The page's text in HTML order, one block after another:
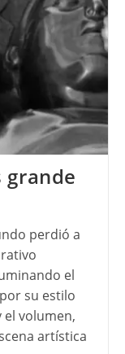
grande
perdió a
el
su estilo
el volumen,
artística